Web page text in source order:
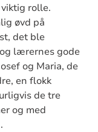
rolle.
øvd på
det ble
lærernes gode
og Maria, de
en flokk
de tre
og med